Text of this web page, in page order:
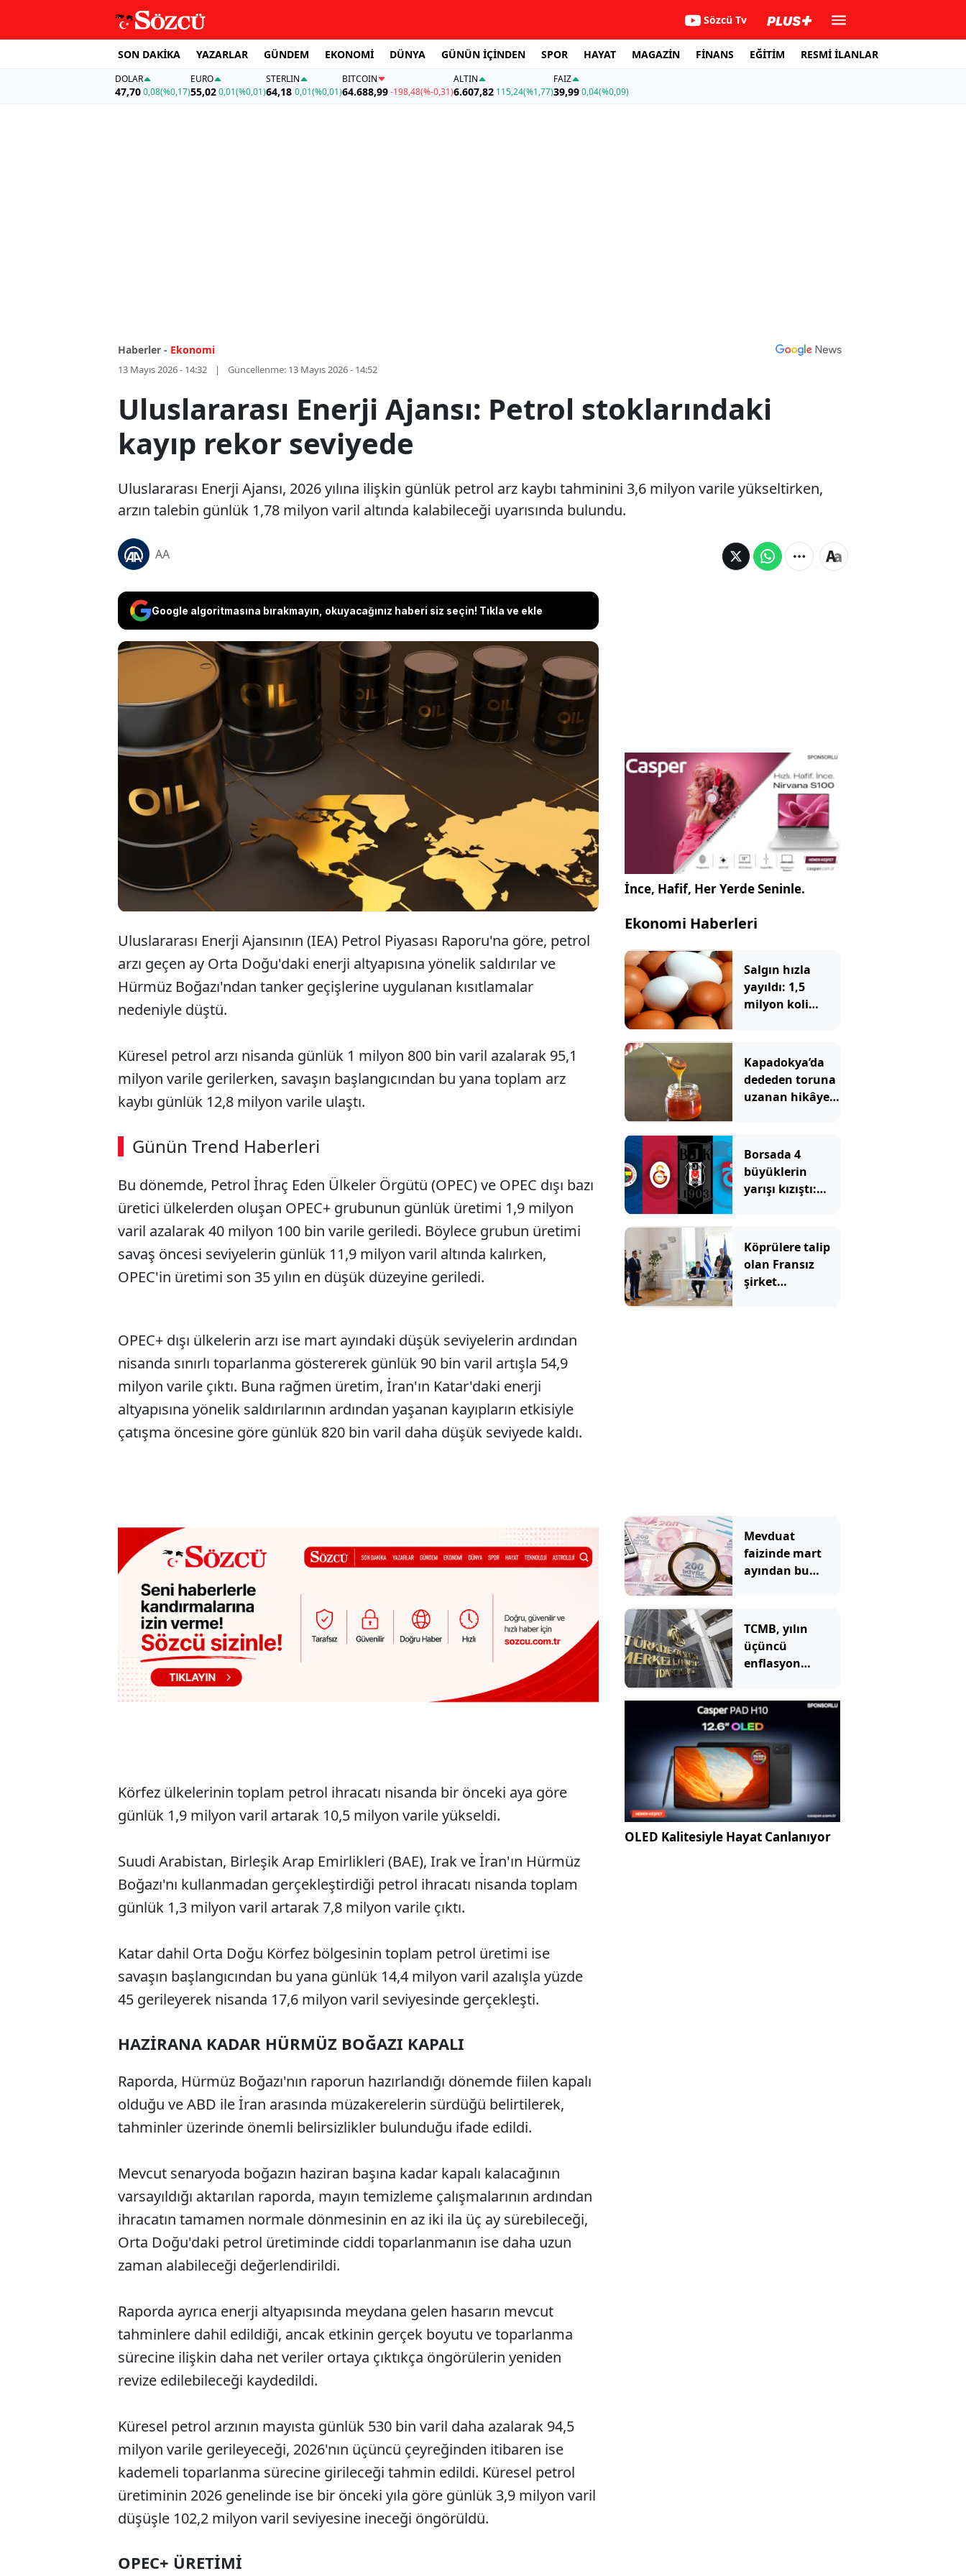
Sözcü Tv
SON DAKİKA YAZARLAR GÜNDEM EKONOMİ DÜNYA GÜNÜN İÇİNDEN SPOR HAYAT MAGAZİN FİNANS EĞİTİM RESMİ İLANLAR
DOLAR
47,700,08(%0,17)
EURO
55,02 0,01(%0,01)
STERLIN
64,18 0,01(%0,01)
BITCOIN
64.688,99-198,48(%-0,31)
ALTIN
6.607,82 115,24(%1,77)
FAİZ
39,990,04(%0,09)
Haberler - Ekonomi
13 Mayıs 2026 - 14:32 Güncellenme: 13 Mayıs 2026 - 14:52
Uluslararası Enerji Ajansı: Petrol stoklarındaki
kayıp rekor seviyede
Uluslararası Enerji Ajansı, 2026 yılına ilişkin günlük petrol arz kaybı tahminini 3,6 milyon varile yükseltirken,
arzın talebin günlük 1,78 milyon varil altında kalabileceği uyarısında bulundu.
AA
Google algoritmasına bırakmayın, okuyacağınız haberi siz seçin! Tıkla ve ekle
Uluslararası Enerji Ajansı, 2026 yılına ilişkin günlük petrol
arz kaybı tahminini 3,6 milyon varile yükseltirken, arzın
talebin günlük 1,78 milyon varil altında kalabileceği
uyarısında bulundu.
Uluslararası Enerji Ajansının (IEA) Petrol Piyasası Raporu'na göre, petrol
arzı geçen ay Orta Doğu'daki enerji altyapısına yönelik saldırılar ve
Hürmüz Boğazı'ndan tanker geçişlerine uygulanan kısıtlamalar
nedeniyle düştü.
Küresel petrol arzı nisanda günlük 1 milyon 800 bin varil azalarak 95,1
milyon varile gerilerken, savaşın başlangıcından bu yana toplam arz
kaybı günlük 12,8 milyon varile ulaştı.
Günün Trend Haberleri
00:03 / 02:14
Sesi Aç
Bu dönemde, Petrol İhraç Eden Ülkeler Örgütü (OPEC) ve OPEC dışı bazı
üretici ülkelerden oluşan OPEC+ grubunun günlük üretimi 1,9 milyon
varil azalarak 40 milyon 100 bin varile geriledi. Böylece grubun üretimi
savaş öncesi seviyelerin günlük 11,9 milyon varil altında kalırken,
OPEC'in üretimi son 35 yılın en düşük düzeyine geriledi.
OPEC+ dışı ülkelerin arzı ise mart ayındaki düşük seviyelerin ardından
nisanda sınırlı toparlanma göstererek günlük 90 bin varil artışla 54,9
milyon varile çıktı. Buna rağmen üretim, İran'ın Katar'daki enerji
altyapısına yönelik saldırılarının ardından yaşanan kayıpların etkisiyle
çatışma öncesine göre günlük 820 bin varil daha düşük seviyede kaldı.
Körfez ülkelerinin toplam petrol ihracatı nisanda bir önceki aya göre
günlük 1,9 milyon varil artarak 10,5 milyon varile yükseldi.
Suudi Arabistan, Birleşik Arap Emirlikleri (BAE), Irak ve İran'ın Hürmüz
Boğazı'nı kullanmadan gerçekleştirdiği petrol ihracatı nisanda toplam
günlük 1,3 milyon varil artarak 7,8 milyon varile çıktı.
Katar dahil Orta Doğu Körfez bölgesinin toplam petrol üretimi ise
savaşın başlangıcından bu yana günlük 14,4 milyon varil azalışla yüzde
45 gerileyerek nisanda 17,6 milyon varil seviyesinde gerçekleşti.
HAZİRANA KADAR HÜRMÜZ BOĞAZI KAPALI
Raporda, Hürmüz Boğazı'nın raporun hazırlandığı dönemde fiilen kapalı
olduğu ve ABD ile İran arasında müzakerelerin sürdüğü belirtilerek,
tahminler üzerinde önemli belirsizlikler bulunduğu ifade edildi.
Mevcut senaryoda boğazın haziran başına kadar kapalı kalacağının
varsayıldığı aktarılan raporda, mayın temizleme çalışmalarının ardından
ihracatın tamamen normale dönmesinin en az iki ila üç ay sürebileceği,
Orta Doğu'daki petrol üretiminde ciddi toparlanmanın ise daha uzun
zaman alabileceği değerlendirildi.
Raporda ayrıca enerji altyapısında meydana gelen hasarın mevcut
tahminlere dahil edildiği, ancak etkinin gerçek boyutu ve toparlanma
sürecine ilişkin daha net veriler ortaya çıktıkça öngörülerin yeniden
revize edilebileceği kaydedildi.
Küresel petrol arzının mayısta günlük 530 bin varil daha azalarak 94,5
milyon varile gerileyeceği, 2026'nın üçüncü çeyreğinden itibaren ise
kademeli toparlanma sürecine girileceği tahmin edildi. Küresel petrol
üretiminin 2026 genelinde ise bir önceki yıla göre günlük 3,9 milyon varil
düşüşle 102,2 milyon varil seviyesine ineceği öngörüldü.
OPEC+ ÜRETİMİ
İnce, Hafif, Her Yerde Seninle.
Ekonomi Haberleri
Salgın hızla
yayıldı: 1,5
milyon koli
Kapadokya’da
dededen toruna
uzanan hikâye:
Borsada 4
büyüklerin
yarışı kızıştı:
takım Beşiktaş
Köprülere talip
olan Fransız
şirket
Mevduat
faizinde mart
ayından bu
TCMB, yılın
üçüncü
enflasyon
Ağustos'ta
açıklayacak
OLED Kalitesiyle Hayat Canlanıyor